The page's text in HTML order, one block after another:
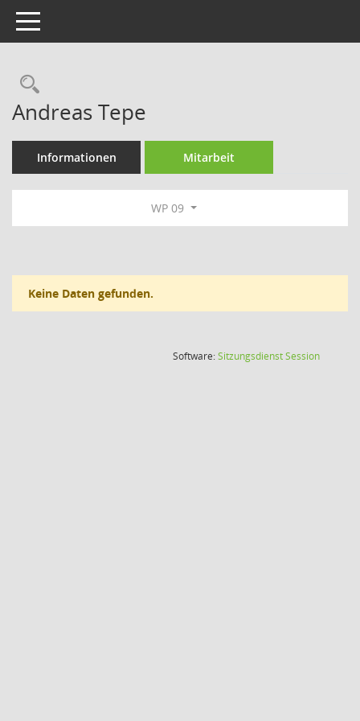
Toggle navigation
Rechercheauswahl
Andreas Tepe
Informationen Mitarbeit
WP 09
Keine Daten gefunden.
Software:SitzungsdienstSession(Wird in